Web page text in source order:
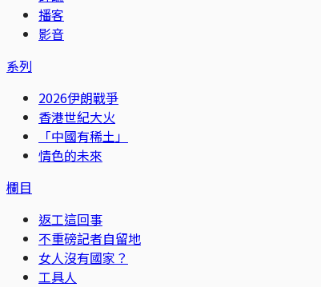
播客
影音
系列
2026伊朗戰爭
香港世紀大火
「中國有稀土」
情色的未來
欄目
返工這回事
不重磅記者自留地
女人沒有國家？
工具人